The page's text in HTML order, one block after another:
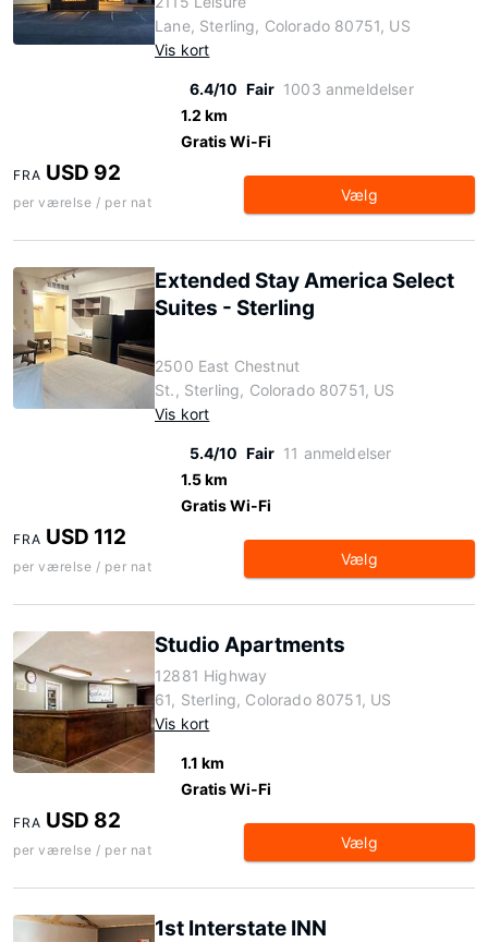
Lane, Sterling, Colorado 80751, US
Vis kort
6.4/10 Fair 1003 anmeldelser
1.2 km
Gratis Wi-Fi
FRA USD 92
per værelse / per nat Vælg
Extended Stay America Select
Suites - Sterling
2500 East Chestnut
St., Sterling, Colorado 80751, US
Vis kort
5.4/10 Fair 11 anmeldelser
1.5 km
Gratis Wi-Fi
FRA USD 112
per værelse / per nat Vælg
Studio Apartments
12881 Highway
61, Sterling, Colorado 80751, US
Vis kort
1.1 km
Gratis Wi-Fi
FRA USD 82
per værelse / per nat Vælg
1st Interstate INN